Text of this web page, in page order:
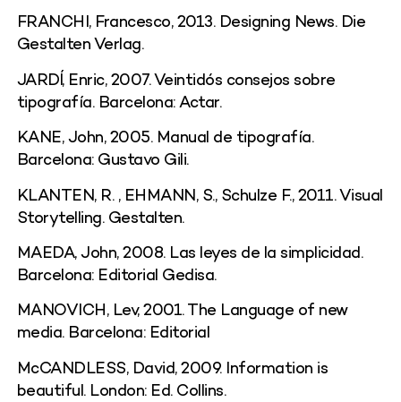
FRANCHI, Francesco, 2013. Designing News. Die
Gestalten Verlag.
JARDÍ, Enric, 2007. Veintidós consejos sobre
tipografía. Barcelona: Actar.
KANE, John, 2005. Manual de tipografía.
Barcelona: Gustavo Gili.
KLANTEN, R. , EHMANN, S., Schulze F., 2011. Visual
Storytelling. Gestalten.
MAEDA, John, 2008. Las leyes de la simplicidad.
Barcelona: Editorial Gedisa.
MANOVICH, Lev, 2001. The Language of new
media. Barcelona: Editorial
McCANDLESS, David, 2009. Information is
beautiful. London: Ed. Collins.